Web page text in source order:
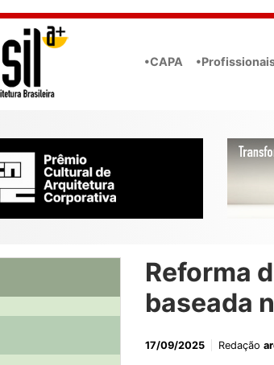
•CAPA
Reforma
baseada
17/09/2025 Redação